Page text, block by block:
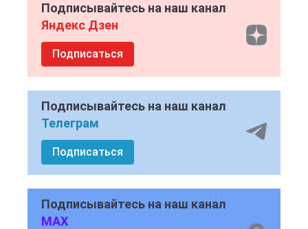
Подписывайтесь на наш канал
Яндекс Дзен
Подписаться
Подписывайтесь на наш канал
Телеграм
Подписаться
Подписывайтесь на наш канал
MAX